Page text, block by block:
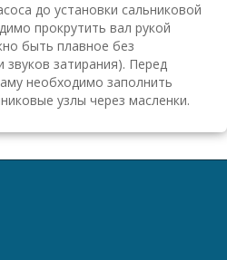
до установки сальниковой
прокрутить вал рукой
быть плавное без
звуков затирания). Перед
необходимо заполнить
узлы через масленки.